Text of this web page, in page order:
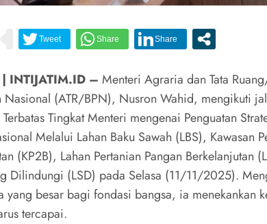
| INTIJATIM.ID – Menteri Agraria dan Tata
Nasional (ATR/BPN), Nusron Wahid, mengikuti
Tingkat Menteri mengenai Penguatan
Melalui Lahan Baku Sawah (LBS), Kawasan
(KP2B), Lahan Pertanian Pangan Berkelanjutan
Dilindungi (LSD) pada Selasa (11/11/2025).
yang besar bagi fondasi bangsa, ia menekankan
tercapai.